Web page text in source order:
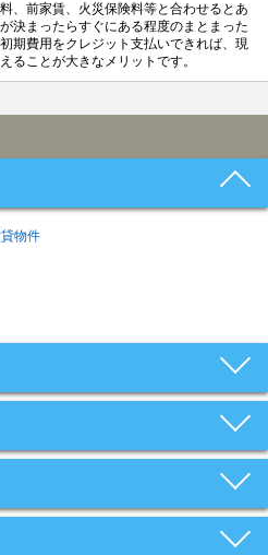
、前家賃、火災保険料等と合わせるとあ
決まったらすぐにある程度のまとまった
期費用をクレジット支払いできれば、現
ることが大きなメリットです。
物件